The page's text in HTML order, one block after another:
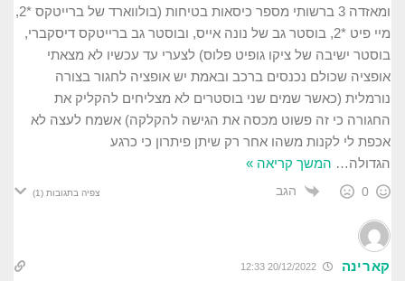
ומאזדה 3 ברשותי מספר כיסאות בטיחות (בולווארד של ברייטקס *2,
מיי פיט *2, בוסטר גב של נונה אייס, ובוסטר גב ברייטקס דיסקברי,
בוסטר ישיבה של ציקו גופיט פלוס) לצערי עד עכשיו לא מצאתי
אופציה שכולם נכנסים ברכב ובאמת יש אופציה לחגור בצורה
נורמלית (כאשר שמים שני בוסטרים לא מצליחים להקליק את
החגורה כי זה פשוט מכסה את הגישה להקלקה) אשמח לעצה לא
אכפת לי לקנות משהו אחר רק שיתן פיתרון כי כרגע
הגדולה… המשך קריאה »
0 הגב צפיה בתגובות (1)
קארינה 20/12/2022 12:33